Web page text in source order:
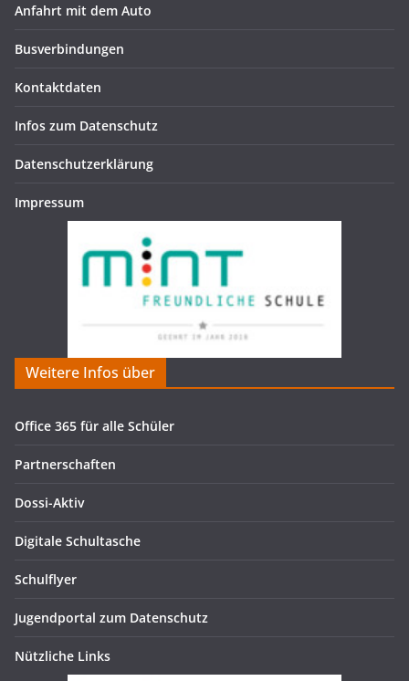
Anfahrt mit dem Auto
Busverbindungen
Kontaktdaten
Infos zum Datenschutz
Datenschutzerklärung
Impressum
Weitere Infos über
Office 365 für alle Schüler
Partnerschaften
Dossi-Aktiv
Digitale Schultasche
Schulflyer
Jugendportal zum Datenschutz
Nützliche Links